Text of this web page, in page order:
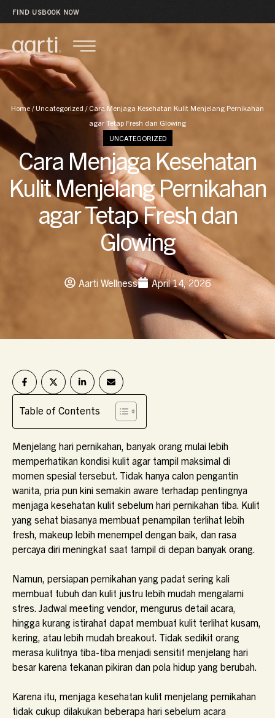
FIND USBOOK NOW
Home /Uncategorized / Cara Menjaga Kesehatan Kulit Menjelang Pernikahan
agar Tetap Fresh dan Glowing
UNCATEGORIZED
Cara Menjaga Kesehatan
Kulit Menjelang Pernikahan
agar Tetap Fresh dan
Glowing
Aarti Wellness April 14, 2026
Table of Contents
Menjelang hari pernikahan, banyak orang mulai lebih
memperhatikan kondisi kulit agar tampil maksimal di
momen spesial tersebut. Tidak hanya calon pengantin
wanita, pria pun kini semakin aware terhadap pentingnya
menjaga kesehatan kulit sebelum hari pernikahan tiba. Kulit
yang sehat biasanya membuat penampilan terlihat lebih
fresh, makeup lebih menempel dengan baik, dan rasa
percaya diri meningkat saat tampil di depan banyak orang.
Namun, persiapan pernikahan yang padat sering kali
membuat tubuh dan kulit justru lebih mudah mengalami
stres. Jadwal meeting vendor, mengurus detail acara,
hingga kurang istirahat dapat membuat kulit terlihat kusam,
kering, atau lebih mudah breakout. Tidak sedikit orang
merasa kulitnya tiba-tiba menjadi sensitif menjelang hari
besar karena tekanan pikiran dan pola hidup yang berubah.
Karena itu, menjaga kesehatan kulit menjelang pernikahan
tidak cukup dilakukan beberapa hari sebelum acara